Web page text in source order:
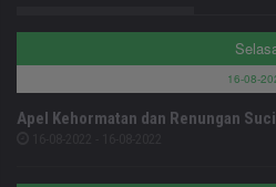
16-08-
Apel Kehormatan dan Renungan